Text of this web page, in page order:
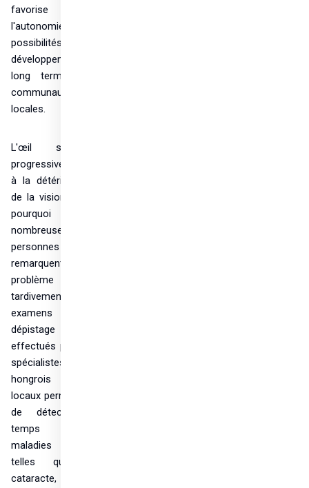
favorise
l'autonomie et les
possibilités de
développement à
long terme des
communautés
locales.
L'œil s'adapte
progressivement
à la détérioration
de la vision, c'est
pourquoi de
nombreuses
personnes ne
remarquent le
problème que
tardivement. Les
examens de
dépistage
effectués par des
spécialistes
hongrois et
locaux permettent
de détecter à
temps des
maladies graves
telles que la
cataracte, le